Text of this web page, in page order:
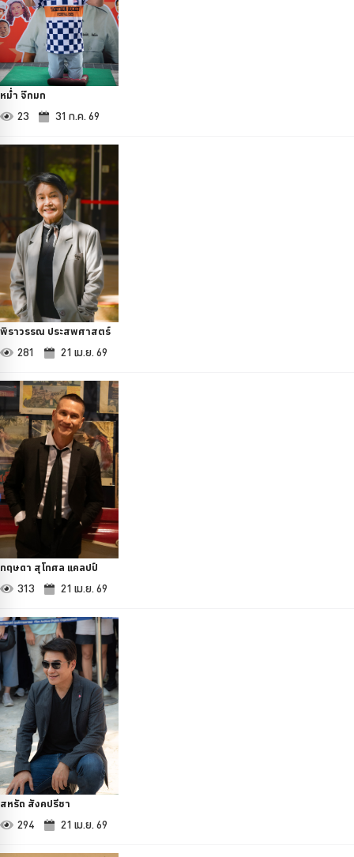
หม่ำ จ๊กมก
23 31 ก.ค. 69
พิราวรรณ ประสพศาสตร์
281 21 เม.ย. 69
กฤษดา สุโกศล แคลปป์
313 21 เม.ย. 69
สหรัถ สังคปรีชา
294 21 เม.ย. 69